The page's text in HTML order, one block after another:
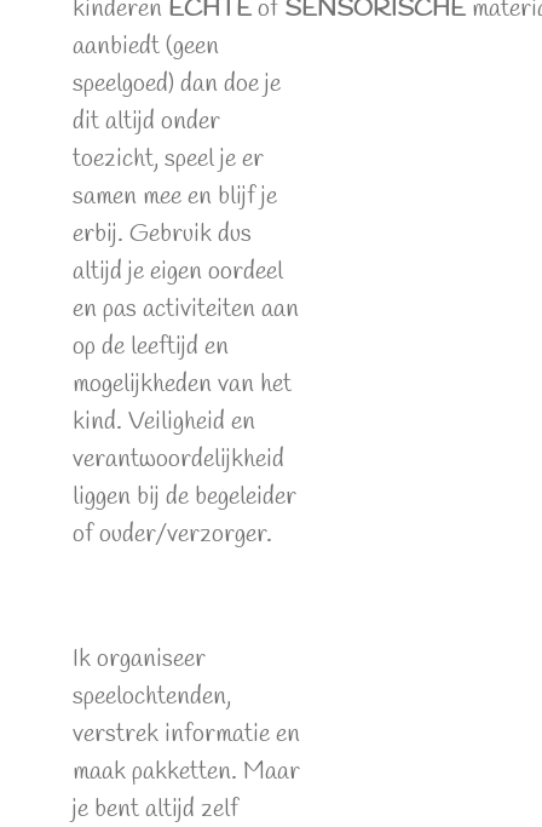
kinderen ECHTEof SENSORISCHE
aanbiedt (geen
speelgoed) dan doe je
dit altijd onder
toezicht, speel je er
samen mee en blijf je
erbij. Gebruik dus
altijd je eigen oordeel
en pas activiteiten aan
op de leeftijd en
mogelijkheden van het
kind. Veiligheid en
verantwoordelijkheid
liggen bij de begeleider
of ouder/verzorger.
Ik organiseer
speelochtenden,
verstrek informatie en
maak pakketten. Maar
je bent altijd zelf